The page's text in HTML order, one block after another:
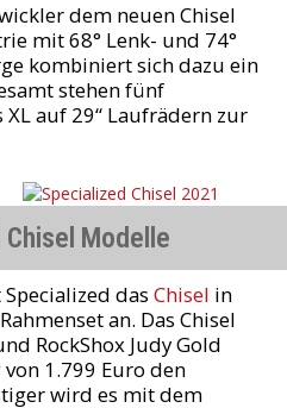
dem neuen Chisel
mit 68° Lenk- und 74°
kombiniert sich dazu ein
stehen fünf
XL auf 29“ Laufrädern zur
Modelle
das Chisel in
an. Das Chisel
RockShox Judy Gold
1.799 Euro den
wird es mit dem